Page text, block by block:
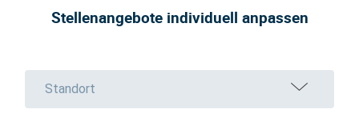
Stellenangebote individuell anpassen
Standort